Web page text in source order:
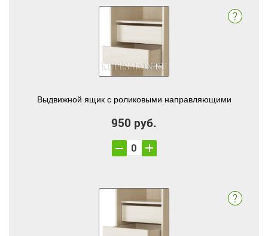
Выдвижной ящик с роликовыми направляющими
950 руб.